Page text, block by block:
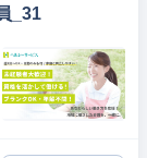
_31